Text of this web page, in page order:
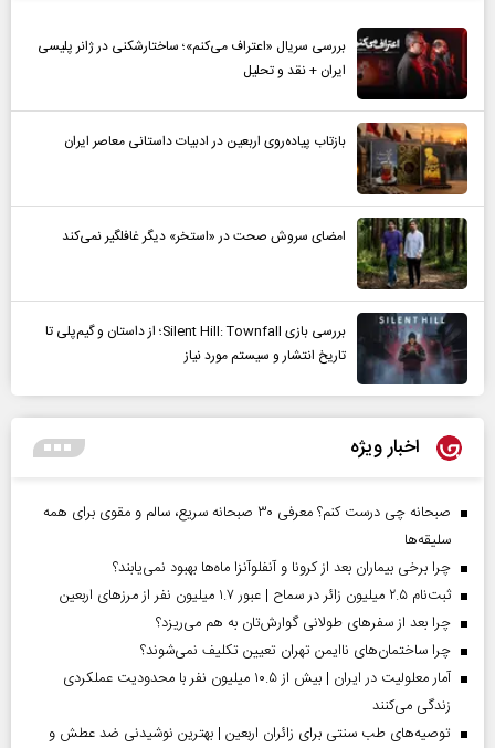
بررسی سریال «اعتراف می‌کنم»؛ ساختارشکنی در ژانر پلیسی
ایران + نقد و تحلیل
بازتاب پیاده‌روی اربعین در ادبیات داستانی معاصر ایران
امضای سروش صحت در «استخر» دیگر غافلگیر نمی‌کند
بررسی بازی Silent Hill: Townfall؛ از داستان و گیم‌پلی تا
تاریخ انتشار و سیستم مورد نیاز
اخبار ویژه
صبحانه چی درست کنم؟ معرفی ۳۰ صبحانه سریع، سالم و مقوی برای همه
سلیقه‌ها
چرا برخی بیماران بعد از کرونا و آنفلوآنزا ماه‌ها بهبود نمی‌یابند؟
ثبت‌نام ۲.۵ میلیون زائر در سماح | عبور ۱.۷ میلیون نفر از مرز‌های اربعین
چرا بعد از سفرهای طولانی گوارش‌تان به هم می‌ریزد؟
چرا ساختمان‌های ناایمن تهران تعیین تکلیف نمی‌شوند؟
آمار معلولیت در ایران | بیش از ۱۰.۵ میلیون نفر با محدودیت عملکردی
زندگی می‌کنند
توصیه‌های طب سنتی برای زائران اربعین | بهترین نوشیدنی ضد عطش و